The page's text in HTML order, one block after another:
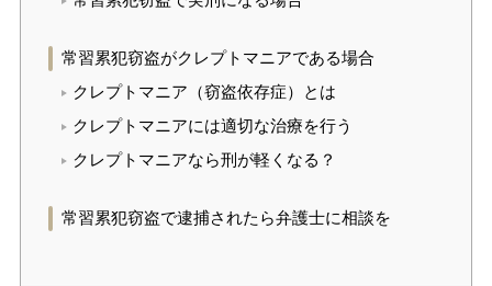
常習累犯窃盗がクレプトマニアである場合
クレプトマニア（窃盗依存症）とは
クレプトマニアには適切な治療を行う
クレプトマニアなら刑が軽くなる？
常習累犯窃盗で逮捕されたら弁護士に相談を